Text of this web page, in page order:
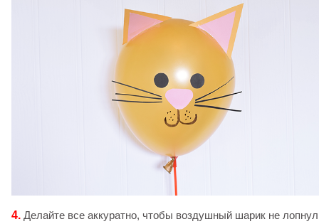
4. Делайте все аккуратно, чтобы воздушный шарик не